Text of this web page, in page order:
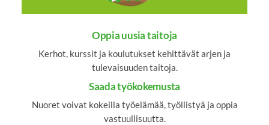
Oppia uusia taitoja
Kerhot, kurssit ja koulutukset kehittävät arjen ja
tulevaisuuden taitoja.
Saada työkokemusta
Nuoret voivat kokeilla työelämää, työllistyä ja oppia
vastuullisuutta.